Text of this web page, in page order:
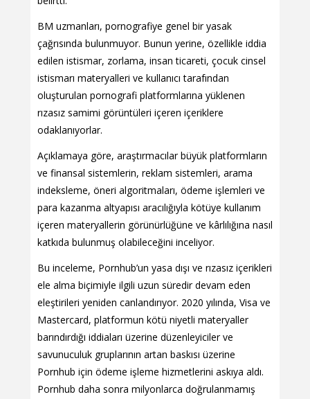
BM uzmanları, pornografiye genel bir yasak
çağrısında bulunmuyor. Bunun yerine, özellikle iddia
edilen istismar, zorlama, insan ticareti, çocuk cinsel
istismarı materyalleri ve kullanıcı tarafından
oluşturulan pornografi platformlarına yüklenen
rızasız samimi görüntüleri içeren içeriklere
odaklanıyorlar.
Açıklamaya göre, araştırmacılar büyük platformların
ve finansal sistemlerin, reklam sistemleri, arama
indeksleme, öneri algoritmaları, ödeme işlemleri ve
para kazanma altyapısı aracılığıyla kötüye kullanım
içeren materyallerin görünürlüğüne ve kârlılığına nasıl
katkıda bulunmuş olabileceğini inceliyor.
Bu inceleme, Pornhub’un yasa dışı ve rızasız içerikleri
ele alma biçimiyle ilgili uzun süredir devam eden
eleştirileri yeniden canlandırıyor. 2020 yılında, Visa ve
Mastercard, platformun kötü niyetli materyaller
barındırdığı iddiaları üzerine düzenleyiciler ve
savunuculuk gruplarının artan baskısı üzerine
Pornhub için ödeme işleme hizmetlerini askıya aldı.
Pornhub daha sonra milyonlarca doğrulanmamış